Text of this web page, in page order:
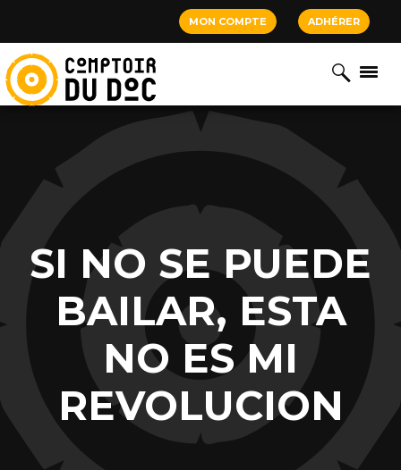
MON COMPTE ADHÉRER
SI NO SE PUEDE
BAILAR, ESTA
NO ES MI
REVOLUCION
Cookies management panel